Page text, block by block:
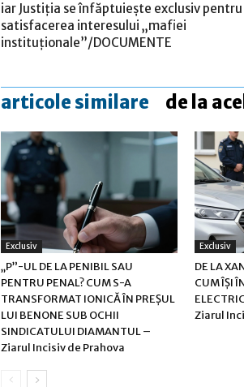
iar Justiția se înfăptuiește exclusiv pentru
satisfacerea interesului „mafiei
instituționale”/DOCUMENTE
articole similare de la
Exclusiv
„P”-UL DE LA PENIBIL SAU
PENTRU PENAL? CUM S-A
TRANSFORMAT IONICĂ ÎN PREȘUL
LUI BENONE SUB OCHII
SINDICATULUI DIAMANTUL –
Ziarul Incisiv de Prahova
Exclusiv
DE LA
CUM ÎȘI
Ziarul